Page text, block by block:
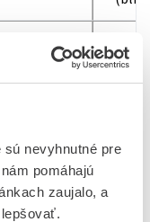
nevyhnutné pre
pomáhajú
zaujalo, a
filmom
tbl
zariadení. Dôvodom
nečistoty v účinnej